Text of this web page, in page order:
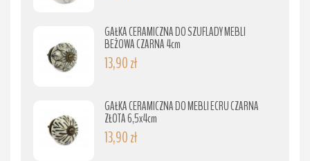
GAŁKA CERAMICZNA DO SZUFLADY MEBLI
BEŻOWA CZARNA 4cm
13,90 zł
GAŁKA CERAMICZNA DO MEBLI ECRU CZARNA
ZŁOTA 6,5x4cm
13,90 zł